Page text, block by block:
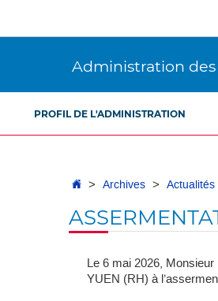
Administration
PROFIL DE L'ADMINISTRATION
AccueilArchives
Le 6 mai 2026,
YUEN (RH) à